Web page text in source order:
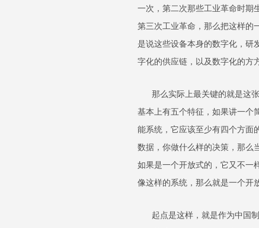
一次，第二次那些工业革命时期
第三次工业革命，那么把这样的
是说这些设备本身的数字化，研
字化的供应链，以及数字化的方
那么实际上最关键的就是这张
基本上有五个特征，如果讲一个
能系统，它应该至少有四个方面
数据，你做什么样的决策，那么
如果是一个开放式的，它又不一
像这样的系统，那么就是一个开
起点是这样，就是作为中国制